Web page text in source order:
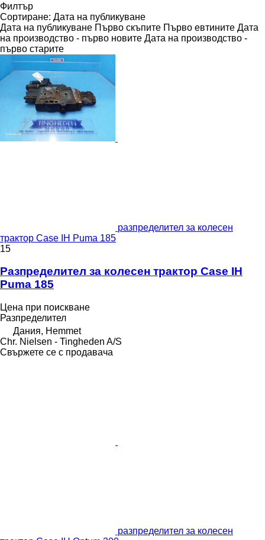
Филтър
Сортиране: Дата на публикуване
Дата на публикуване Първо скъпите Първо евтините Дата
на производство - първо новите Дата на производство -
първо старите
разпределител за колесен
трактор Case IH Puma 185
15
Разпределител за колесен трактор Case IH
Puma 185
Цена при поискване
Разпределител
Дания, Hemmet
Chr. Nielsen - Tingheden A/S
Свържете се с продавача
разпределител за колесен